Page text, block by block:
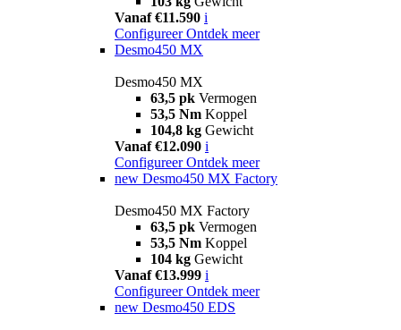
Vanaf €11.590 i
Configureer Ontdek meer
Desmo450 MX
Desmo450 MX
63,5 pk Vermogen
53,5 Nm Koppel
104,8 kg Gewicht
Vanaf €12.090 i
Configureer Ontdek meer
new Desmo450 MX Factory
Desmo450 MX Factory
63,5 pk Vermogen
53,5 Nm Koppel
104 kg Gewicht
Vanaf €13.999 i
Configureer Ontdek meer
new Desmo450 EDS